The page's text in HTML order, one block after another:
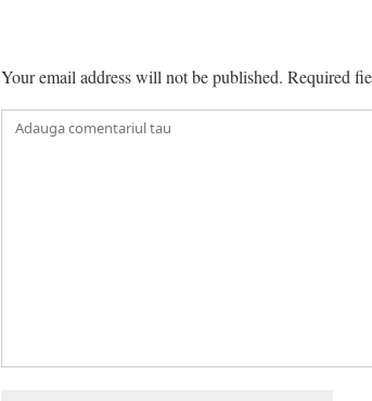
Your email address will not be published. Required